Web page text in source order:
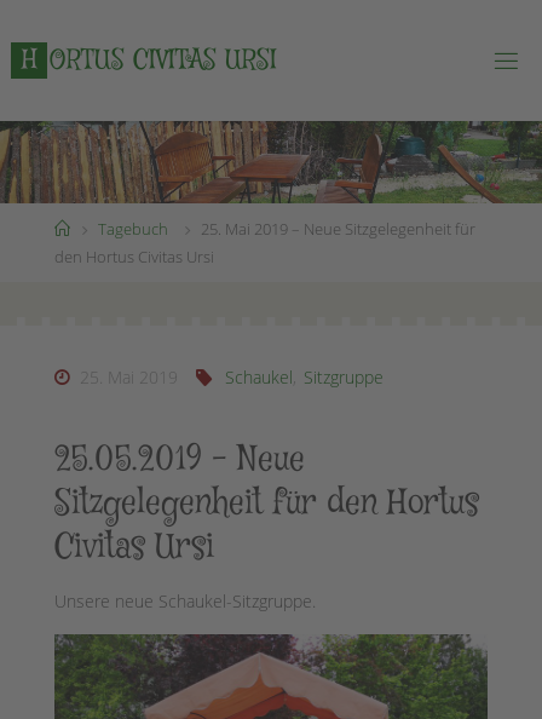
Inhalt
springen
H ORTUS CIVITAS URSI
StartTagebuch
25. Mai 2019 – Neue Sitzgelegenheit für
den Hortus Civitas Ursi
25. Mai 2019 Schaukel, Sitzgruppe
25.05.2019 – Neue
Sitzgelegenheit für den Hortus
Civitas Ursi
Unsere neue Schaukel-Sitzgruppe.